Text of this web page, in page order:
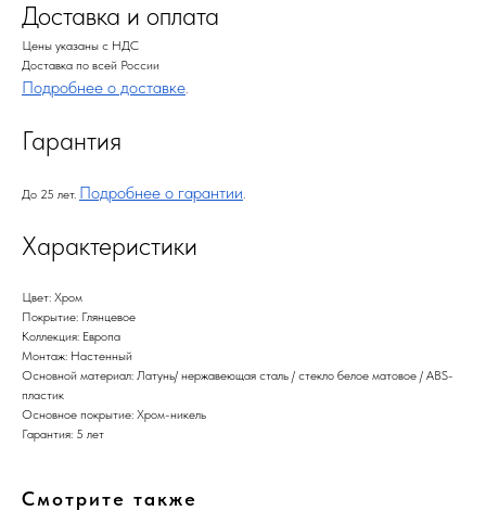
Доставка и оплата
Цены указаны с НДС
Доставка по всей России
Подробнее о доставке.
Гарантия
До 25 лет. Подробнее о гарантии.
Характеристики
Цвет: Хром
Покрытие: Глянцевое
Коллекция: Европа
Монтаж: Настенный
Основной материал: Латунь/ нержавеющая сталь / стекло белое матовое / ABS-
пластик
Основное покрытие: Хром-никель
Гарантия: 5 лет
Смотрите также